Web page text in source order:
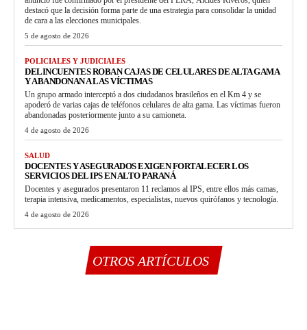
destacó que la decisión forma parte de una estrategia para consolidar la unidad
de cara a las elecciones municipales.
5 de agosto de 2026
POLICIALES Y JUDICIALES
DELINCUENTES ROBAN CAJAS DE CELULARES DE ALTA GAMA
Y ABANDONAN A LAS VÍCTIMAS
Un grupo armado interceptó a dos ciudadanos brasileños en el Km 4 y se
apoderó de varias cajas de teléfonos celulares de alta gama. Las víctimas fueron
abandonadas posteriormente junto a su camioneta.
4 de agosto de 2026
SALUD
DOCENTES Y ASEGURADOS EXIGEN FORTALECER LOS
SERVICIOS DEL IPS EN ALTO PARANÁ
Docentes y asegurados presentaron 11 reclamos al IPS, entre ellos más camas,
terapia intensiva, medicamentos, especialistas, nuevos quirófanos y tecnología.
4 de agosto de 2026
OTROS ARTÍCULOS